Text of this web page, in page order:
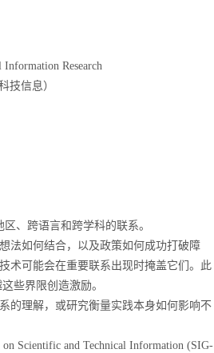
Research
技信息）
、跨语言和跨学科的联系。
法如何结合，以及政策如何成功打破障
术可能会在重要联系出现时掩盖它们。此
些界限创造激励。
的理解，或研究衡量实践本身如何影响不
on Scientific and Technical Information (SIG-